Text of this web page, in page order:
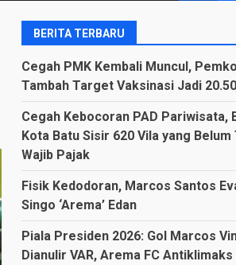
BERITA TERBARU
Cegah PMK Kembali Muncul,
Tambah Target Vaksinasi Jadi
Cegah Kebocoran PAD Pariwisata,
Kota Batu Sisir 620 Vila yang
Wajib Pajak
Fisik Kedodoran, Marcos Santos
Singo ‘Arema’ Edan
Piala Presiden 2026: Gol Marcos
Dianulir VAR, Arema FC Antiklimaks